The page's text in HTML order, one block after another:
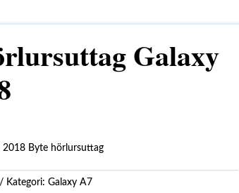
Galaxy
2018 Byte hörlursuttag
Kategori: Galaxy A7